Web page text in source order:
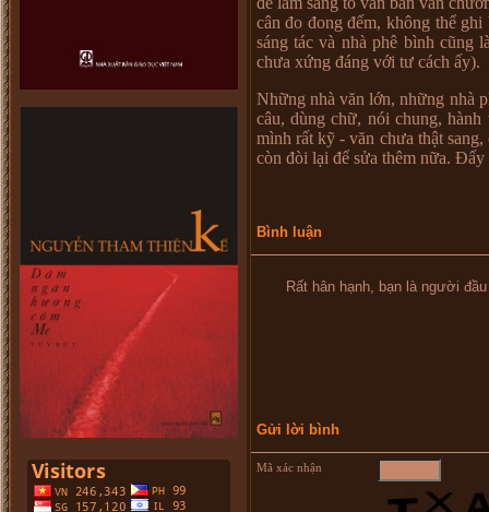
cân đo đong đếm, không thể
sáng tác và nhà phê bình cũng
chưa xứng đáng với tư cách ấy).
Những nhà văn lớn, những nhà
câu, dùng chữ, nói chung,
mình rất kỹ - văn chưa thật
còn đòi lại để sửa thêm nữa.
Bình luận
Rất hân hạnh, bạn là người đầu
Gửi lời bình
Mã xác nhận